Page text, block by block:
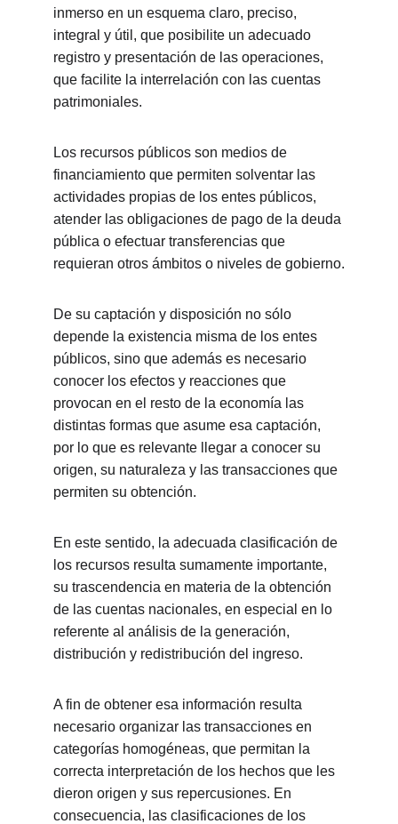
inmerso en un esquema claro, preciso,
integral y útil, que posibilite un adecuado
registro y presentación de las operaciones,
que facilite la interrelación con las cuentas
patrimoniales.
Los recursos públicos son medios de
financiamiento que permiten solventar las
actividades propias de los entes públicos,
atender las obligaciones de pago de la deuda
pública o efectuar transferencias que
requieran otros ámbitos o niveles de gobierno.
De su captación y disposición no sólo
depende la existencia misma de los entes
públicos, sino que además es necesario
conocer los efectos y reacciones que
provocan en el resto de la economía las
distintas formas que asume esa captación,
por lo que es relevante llegar a conocer su
origen, su naturaleza y las transacciones que
permiten su obtención.
En este sentido, la adecuada clasificación de
los recursos resulta sumamente importante,
su trascendencia en materia de la obtención
de las cuentas nacionales, en especial en lo
referente al análisis de la generación,
distribución y redistribución del ingreso.
A fin de obtener esa información resulta
necesario organizar las transacciones en
categorías homogéneas, que permitan la
correcta interpretación de los hechos que les
dieron origen y sus repercusiones. En
consecuencia, las clasificaciones de los